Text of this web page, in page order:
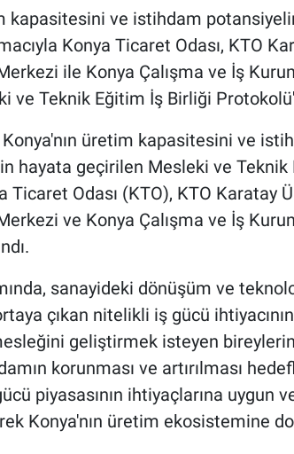
kapasitesini ve istihdam
Konya Ticaret Odası, KTO
ile Konya Çalışma ve İş
ve Teknik Eğitim İş Birliği
Konya'nın üretim kapasitesini ve
hayata geçirilen Mesleki ve Teknik
Ticaret Odası (KTO), KTO Karatay
ve Konya Çalışma ve İş
sanayideki dönüşüm ve
çıkan nitelikli iş gücü
geliştirmek isteyen
korunması ve artırılması
piyasasının ihtiyaçlarına uygun
Konya'nın üretim ekosistemine